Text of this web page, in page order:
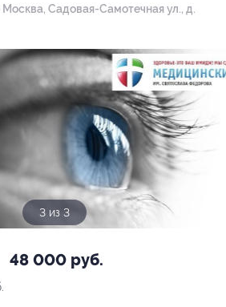
Москва, Садовая-Cамотечная ул., д.
3 из 3
48 000 руб.